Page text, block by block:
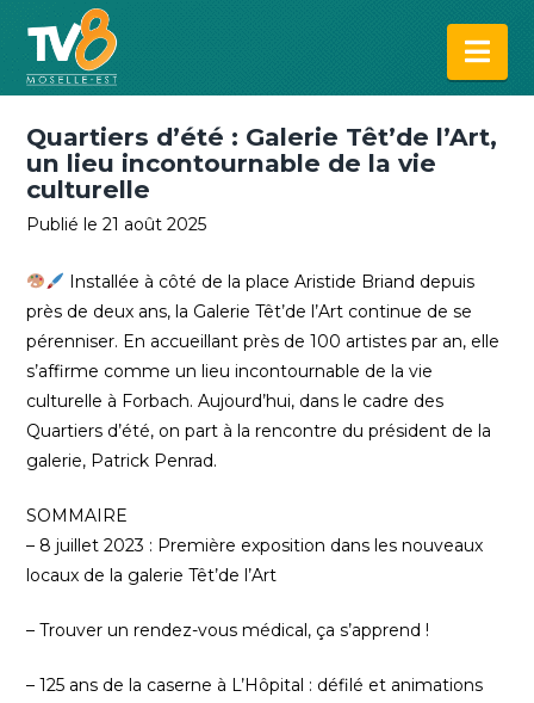
Quartiers d’été : Galerie Têt’de l’Art,
un lieu incontournable de la vie
culturelle
Publié le 21 août 2025
Installée à côté de la place Aristide Briand depuis
près de deux ans, la Galerie Têt’de l’Art continue de se
pérenniser. En accueillant près de 100 artistes par an, elle
s’affirme comme un lieu incontournable de la vie
culturelle à Forbach. Aujourd’hui, dans le cadre des
Quartiers d’été, on part à la rencontre du président de la
galerie, Patrick Penrad.
SOMMAIRE
– 8 juillet 2023 : Première exposition dans les nouveaux
locaux de la galerie Têt’de l’Art
– Trouver un rendez-vous médical, ça s’apprend !
– 125 ans de la caserne à L’Hôpital : défilé et animations